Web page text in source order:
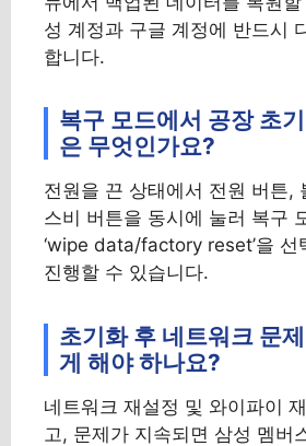
성 계정과 구글 계정에 반드시
합니다.
복구 모드에서 공장 초
은 무엇인가요?
전원을 끈 상태에서 전원 버튼,
스비 버튼을 동시에 눌러 복구
‘wipe data/factory reset’을 선
진행할 수 있습니다.
초기화 후 네트워크 문
게 해야 하나요?
네트워크 재설정 및 와이파이
고, 문제가 지속되면 삼성 멤버